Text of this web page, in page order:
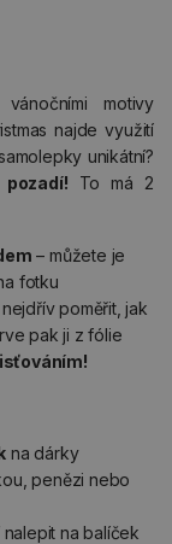
motivy
najde využití
unikátní?
To má 2
– můžete je
fotku
poměřit, jak
pak ji z fólie
na dárky
penězi nebo
nalepit na balíček